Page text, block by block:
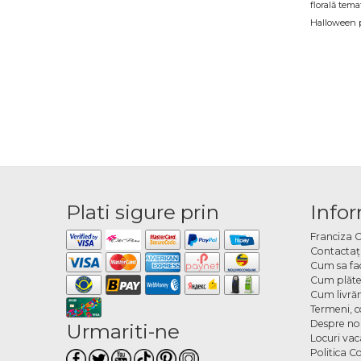
florală
Halloween
Ce
Alegi
încât
Plati sigure prin
Urmariti-ne
Franciza
Cum sa
Cum
Cum
Termeni,
Despre noi
Locuri
Politica